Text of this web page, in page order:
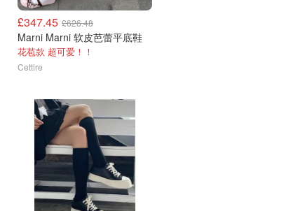
£347.45 £626.48
Marni Marni 软皮芭蕾平底鞋
花苞款 超可爱！！
Cettire